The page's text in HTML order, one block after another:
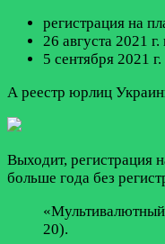
регистрация на
26 августа 2021
5 сентября 2021
А реестр юрлиц
Выходит, регистрация
больше года без
20).